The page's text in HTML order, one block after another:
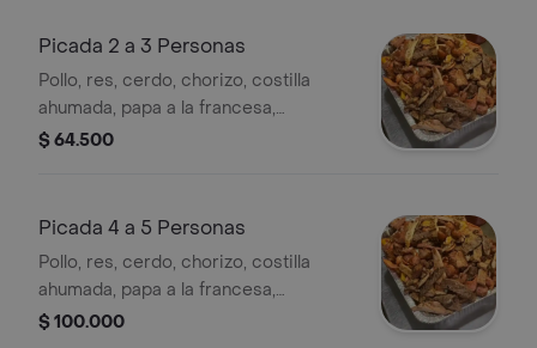
Picada 2 a 3 Personas
Pollo, res, cerdo, chorizo, costilla
ahumada, papa a la francesa,
croqueta de yuca, aros de cebolla,
$ 64.500
Picada 4 a 5 Personas
Pollo, res, cerdo, chorizo, costilla
ahumada, papa a la francesa,
croqueta de yuca, aros de cebolla,
$ 100.000